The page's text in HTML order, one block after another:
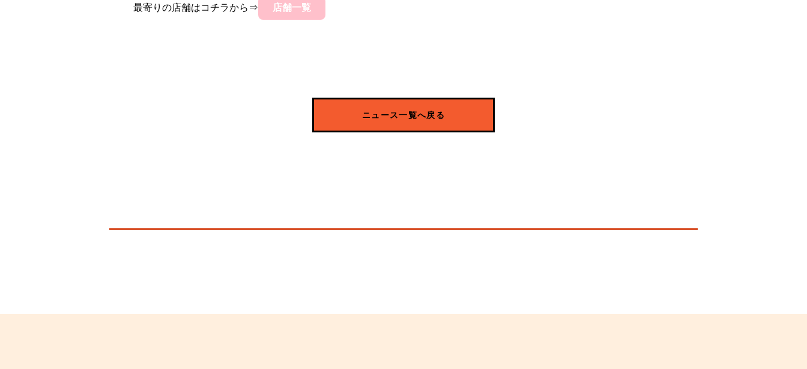
最寄りの店舗はコチラから⇒ 店舗一覧
ニュース一覧へ戻る